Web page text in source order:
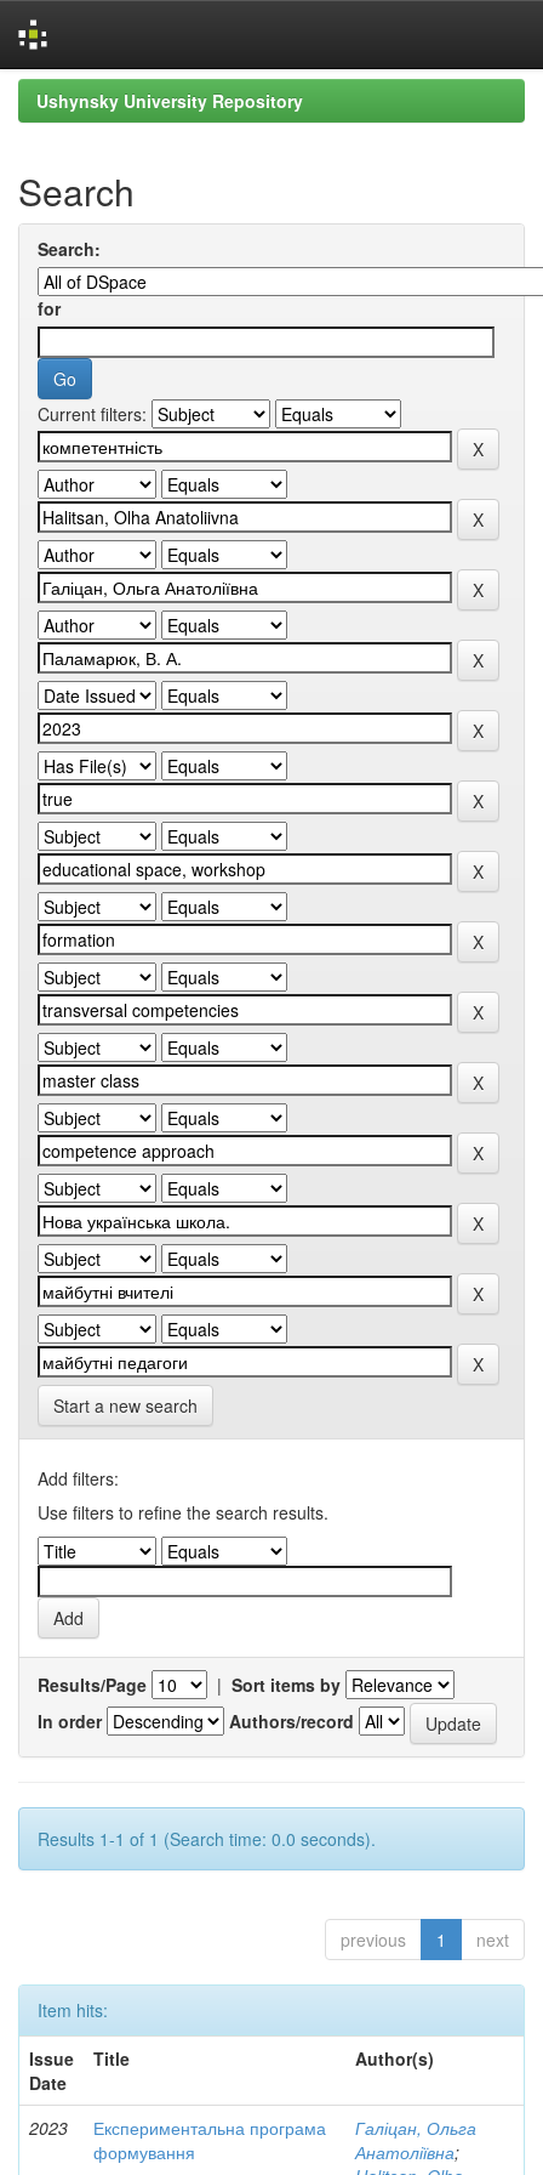
Skip
navigation
Ushynsky University Repository
Search
Search:
for
Current filters:
Start a new search
Add filters:
Use filters to refine the search results.
Results/Page | Sort items by
In order
Authors/record
Results 1-1 of 1 (Search time: 0.0 seconds).
previous 1 next
Item hits:
Issue
Date
Title Author(s)
2023
Експериментальна програма
формування
Галіцан, Ольга
Анатоліївна;